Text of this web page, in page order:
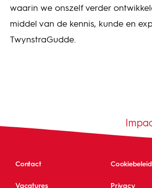
waarin we onszelf verder
middel van de kennis, kunde en
TwynstraGudde.
Contact Cookiebeleid
Vacatures Privacy